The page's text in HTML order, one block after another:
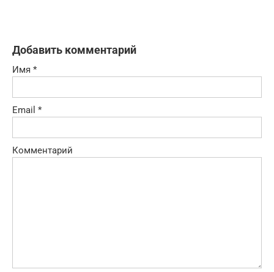
Добавить комментарий
Имя *
Email *
Комментарий